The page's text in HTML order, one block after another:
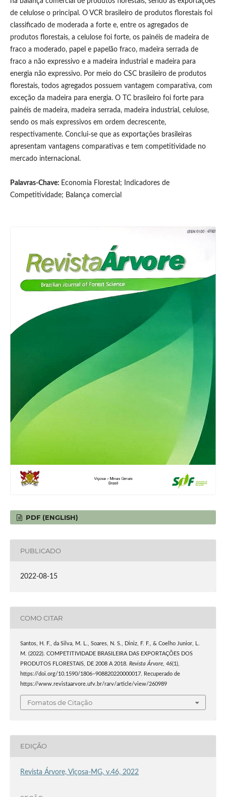
de celulose o principal. O VCR brasileiro de produtos florestais foi
classificado de moderada a forte e, entre os agregados de
produtos florestais, a celulose foi forte, os painéis de madeira de
fraco a moderado, papel e papelão fraco, madeira serrada de
fraco a não expressivo e a madeira industrial e madeira para
energia não expressivo. Por meio do CSC brasileiro de produtos
florestais, todos agregados possuem vantagem comparativa, com
exceção da madeira para energia. O TC brasileiro foi forte para
painéis de madeira, madeira serrada, madeira industrial, celulose,
sendo os mais expressivos em ordem decrescente,
respectivamente. Conclui-se que as exportações brasileiras
apresentam vantagens comparativas e tem competitividade no
mercado internacional.
Palavras-Chave: Economia Florestal; Indicadores de
Competitividade; Balança comercial
PDF (ENGLISH)
PUBLICADO
2022-08-15
COMO CITAR
Santos, H. F., da Silva, M. L., Soares, N. S., Diniz, F. F., & Coelho Junior, L.
M. (2022). COMPETITIVIDADE BRASILEIRA DAS EXPORTAÇÕES DOS
PRODUTOS FLORESTAIS, DE 2008 A 2018. Revista Árvore, 46(1),
https://doi.org/10.1590/1806–908820220000017. Recuperado de
https://www.revistaarvore.ufv.br/rarv/article/view/260989
Fomatos de Citação
EDIÇÃO
Revista Árvore, Viçosa-MG, v.46, 2022